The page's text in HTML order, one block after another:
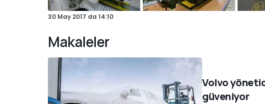
30 May 2017 da 14:10
Makaleler
Volvo
güveniyor